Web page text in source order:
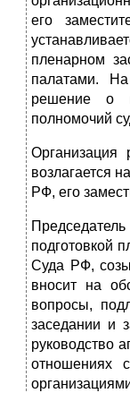
его
пленарном
палатами.
решение о
полномочий
возлагается
РФ, его
подготовкой
Суда РФ,
вносит на
вопросы,
заседании и
руководство
отно­шениях